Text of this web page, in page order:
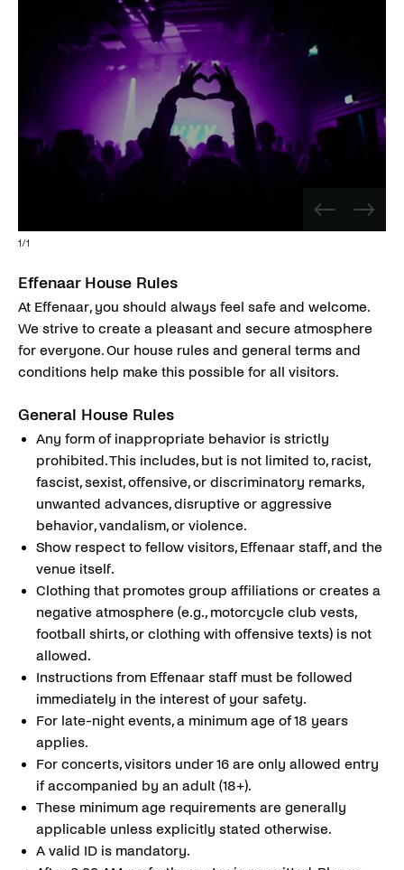
Vorige
afbeelding
1/1
Effenaar House Rules
At Effenaar, you should always feel safe and welcome.
We strive to create a pleasant and secure atmosphere
for everyone. Our house rules and general terms and
conditions help make this possible for all visitors.
General House Rules
Any form of inappropriate behavior is strictly
prohibited. This includes, but is not limited to, racist,
fascist, sexist, offensive, or discriminatory remarks,
unwanted advances, disruptive or aggressive
behavior, vandalism, or violence.
Show respect to fellow visitors, Effenaar staff, and the
venue itself.
Clothing that promotes group affiliations or creates a
negative atmosphere (e.g., motorcycle club vests,
football shirts, or clothing with offensive texts) is not
allowed.
Instructions from Effenaar staff must be followed
immediately in the interest of your safety.
For late-night events, a minimum age of 18 years
applies.
For concerts, visitors under 16 are only allowed entry
if accompanied by an adult (18+).
These minimum age requirements are generally
applicable unless explicitly stated otherwise.
A valid ID is mandatory.